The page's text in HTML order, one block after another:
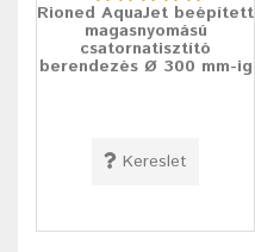
Rioned AquaJet beépített
magasnyomású
csatornatisztító
berendezés Ø 300 mm-ig
Kereslet